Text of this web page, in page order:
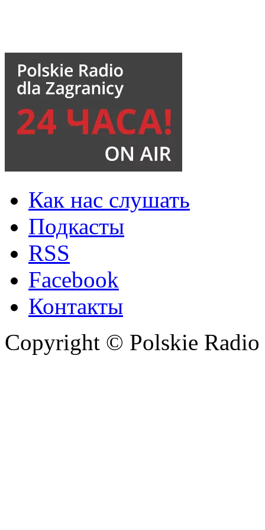
Как нас слушать
Подкасты
RSS
Facebook
Контакты
Copyright © Polskie